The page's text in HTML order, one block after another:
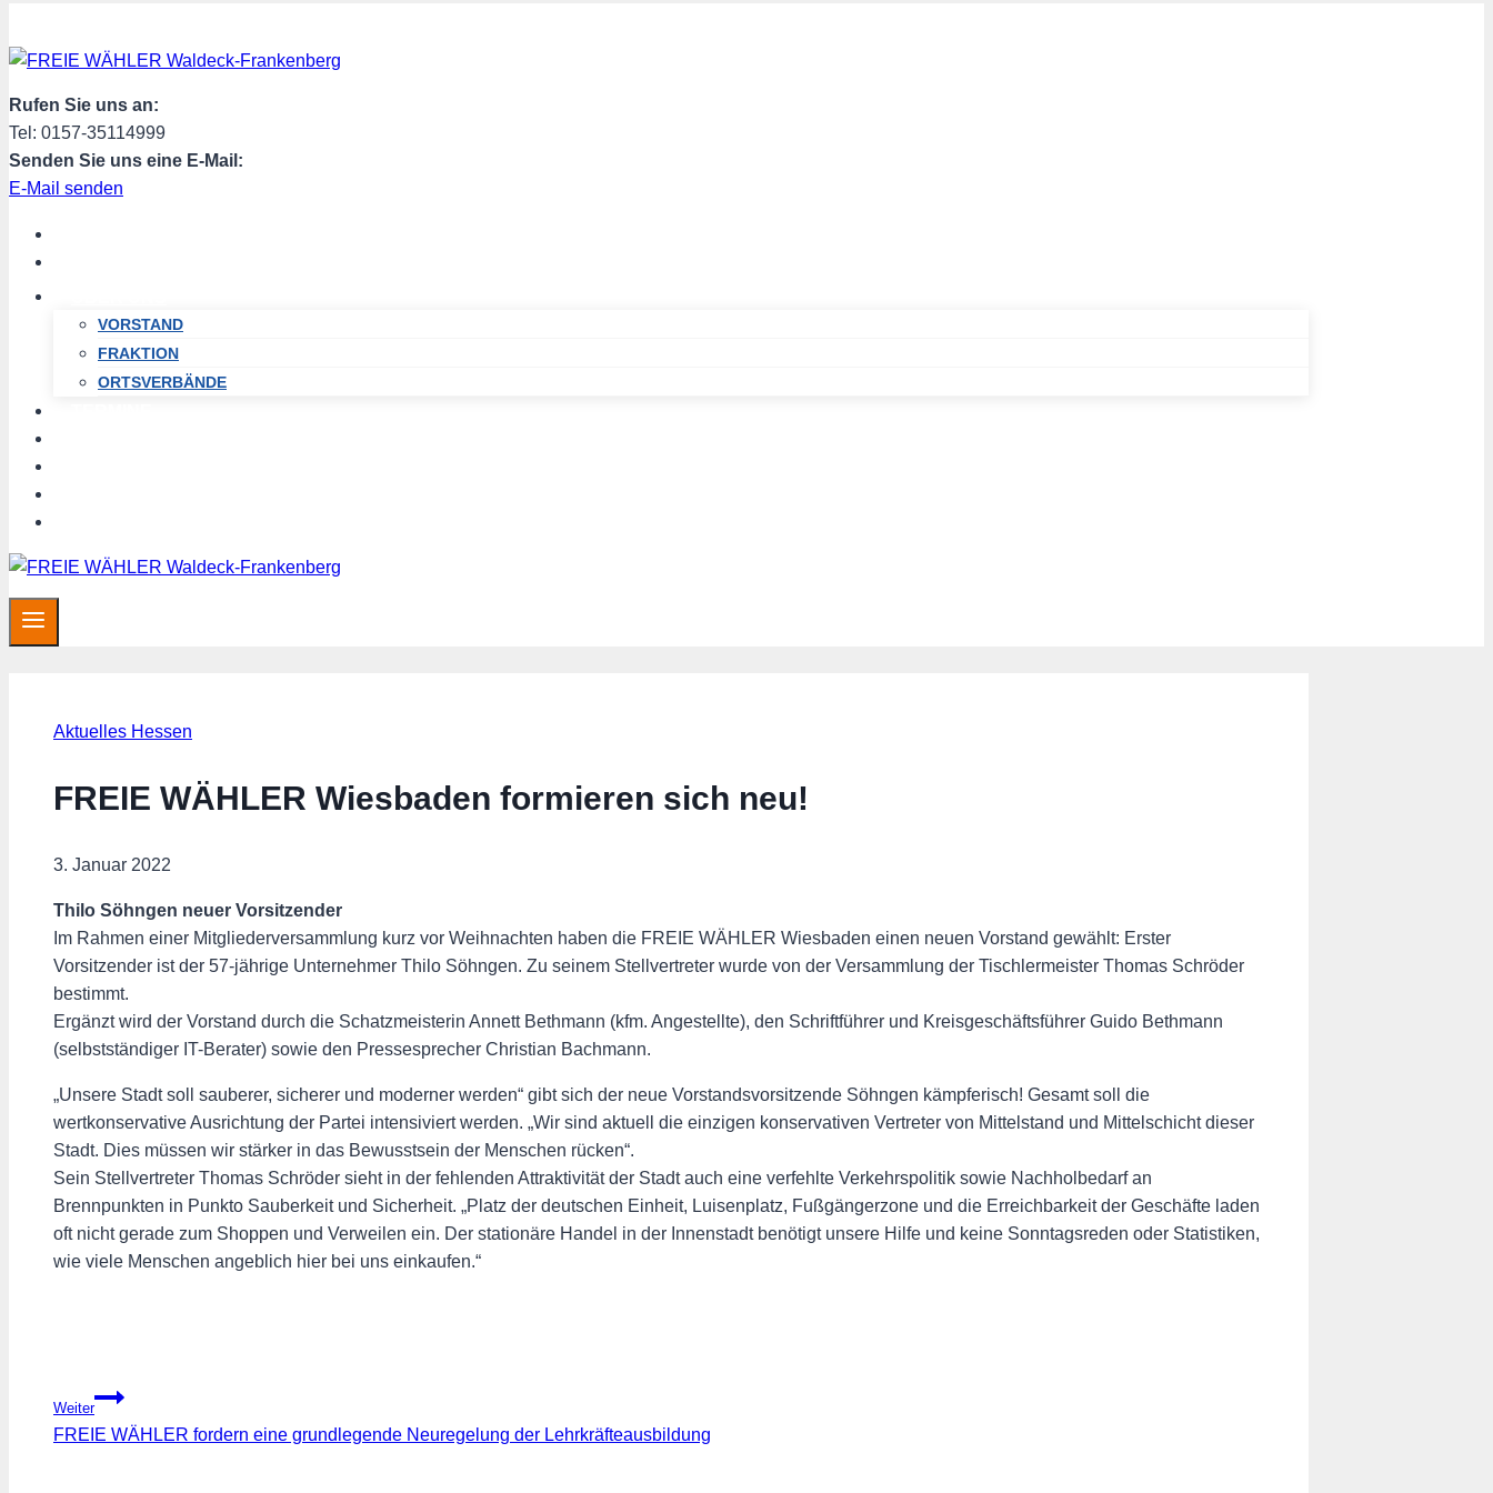
Inhalt
springen
Rufen Sie uns an:
Tel: 0157-35114999
Senden Sie uns eine E-Mail:
E-Mail senden
VORSTAND
FRAKTION
ORTSVERBÄNDE
Aktuelles Hessen
FREIE WÄHLER Wiesbaden formieren sich neu!
3. Januar 2022
Thilo Söhngen neuer Vorsitzender
Im Rahmen einer Mitgliederversammlung kurz vor Weihnachten haben die FREIE WÄHLER Wiesbaden einen neuen Vorstand gewählt: Erster
Vorsitzender ist der 57-jährige Unternehmer Thilo Söhngen. Zu seinem Stellvertreter wurde von der Versammlung der Tischlermeister Thomas Schröder
bestimmt.
Ergänzt wird der Vorstand durch die Schatzmeisterin Annett Bethmann (kfm. Angestellte), den Schriftführer und Kreisgeschäftsführer Guido Bethmann
(selbstständiger IT-Berater) sowie den Pressesprecher Christian Bachmann.
„Unsere Stadt soll sauberer, sicherer und moderner werden“ gibt sich der neue Vorstandsvorsitzende Söhngen kämpferisch! Gesamt soll die
wertkonservative Ausrichtung der Partei intensiviert werden. „Wir sind aktuell die einzigen konservativen Vertreter von Mittelstand und Mittelschicht dieser
Stadt. Dies müssen wir stärker in das Bewusstsein der Menschen rücken“.
Sein Stellvertreter Thomas Schröder sieht in der fehlenden Attraktivität der Stadt auch eine verfehlte Verkehrspolitik sowie Nachholbedarf an
Brennpunkten in Punkto Sauberkeit und Sicherheit. „Platz der deutschen Einheit, Luisenplatz, Fußgängerzone und die Erreichbarkeit der Geschäfte laden
oft nicht gerade zum Shoppen und Verweilen ein. Der stationäre Handel in der Innenstadt benötigt unsere Hilfe und keine Sonntagsreden oder Statistiken,
wie viele Menschen angeblich hier bei uns einkaufen.“
Beitragsnavigation
Weiter
FREIE WÄHLER fordern eine grundlegende Neuregelung der Lehrkräfteausbildung